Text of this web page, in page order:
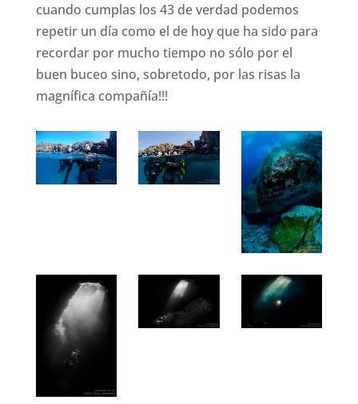
cuando cumplas los 43 de verdad podemos
repetir un día como el de hoy que ha sido para
recordar por mucho tiempo no sólo por el
buen buceo sino, sobretodo, por las risas la
magnífica compañía!!!